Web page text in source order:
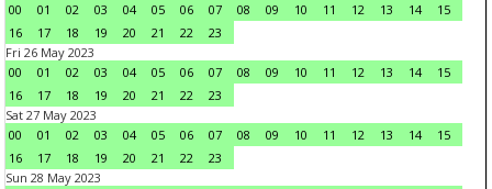
00
01 02 03 04 05 06 07 08 09 10 11 12 13 14
15
16
17 18 19 20 21 22
23
Fri 26 May 2023
00
01 02 03 04 05 06 07 08 09 10 11 12 13 14
15
16
17 18 19 20 21 22
23
Sat 27 May 2023
00
01 02 03 04 05 06 07 08 09 10 11 12 13 14
15
16
17 18 19 20 21 22
23
Sun 28 May 2023